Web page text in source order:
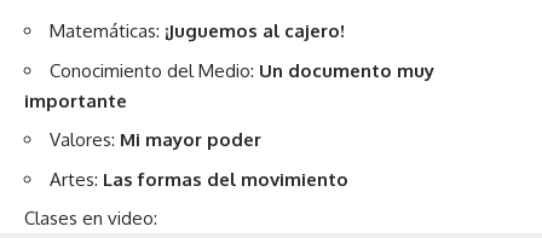
Matemáticas: ¡Juguemos al cajero!
Conocimiento del Medio: Un documento muy
importante
Valores: Mi mayor poder
Artes: Las formas del movimiento
Clases en video: